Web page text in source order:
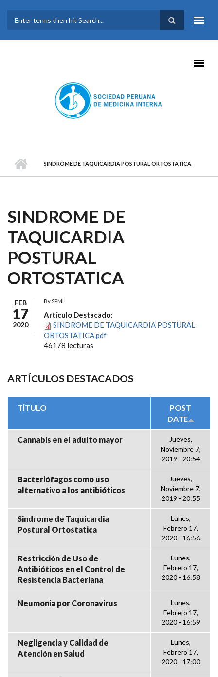
FORMULARIO DE
BÚSQUEDA
SINDROME DE TAQUICARDIA POSTURAL ORTOSTATICA
SINDROME DE
TAQUICARDIA
POSTURAL
ORTOSTATICA
FEB
17
2020
BySPMI
Artículo Destacado:
SINDROME DE TAQUICARDIA POSTURAL
ORTOSTATICA.pdf
46178 lecturas
ARTÍCULOS DESTACADOS
TÍTULO
POST
DATE
Cannabis en el adulto mayor
Jueves,
Noviembre 7,
2019 - 20:54
Bacteriófagos como uso
alternativo a los antibióticos
Jueves,
Noviembre 7,
2019 - 20:55
Sindrome de Taquicardia
Postural Ortostatica
Lunes,
Febrero 17,
2020 - 16:56
Restricción de Uso de
Antibióticos en el Control de
Resistencia Bacteriana
Lunes,
Febrero 17,
2020 - 16:58
Neumonia por Coronavirus
Lunes,
Febrero 17,
2020 - 16:59
Negligencia y Calidad de
Atención en Salud
Lunes,
Febrero 17,
2020 - 17:00